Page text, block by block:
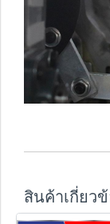
สินค้าเกี่ยว